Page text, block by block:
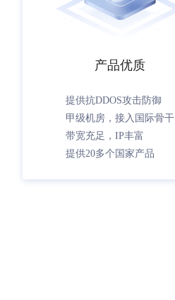
产品优质
提供抗DDOS攻击防御
甲级机房，接入国际骨干
带宽充足，IP丰富
提供20多个国家产品